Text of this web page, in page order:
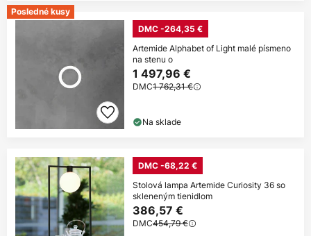
Posledné kusy
DMC -264,35 €
Artemide Alphabet of Light malé písmeno
na stenu o
1 497,96 €
DMC1 762,31 €
Na sklade
DMC -68,22 €
Stolová lampa Artemide Curiosity 36 so
skleneným tienidlom
386,57 €
DMC454,79 €